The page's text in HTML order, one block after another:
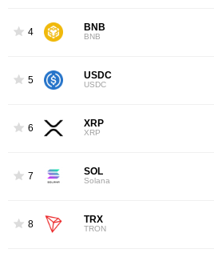
4 BNB
BNB
5 USDC
USDC
6 XRP
XRP
7 SOL
Solana
8 TRX
TRON